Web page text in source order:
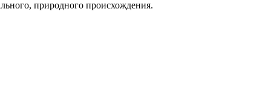
природного происхождения.